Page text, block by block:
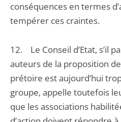
conséquences en termes
tempérer ces craintes.
12. Le Conseil d’Etat, s’il
auteurs de la proposition
prétoire est aujourd’hui
groupe, appelle toutefois
que les associations